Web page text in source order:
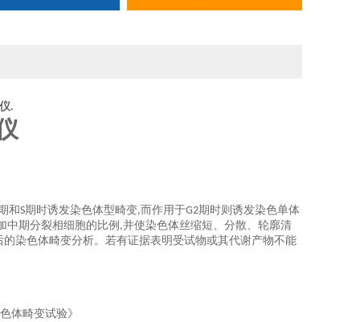
.
和S期时诱发染色体型畸变,而作用于G2期时则诱发染色单体
中期分裂相细胞的比例 ,并使染色体丝缩短、分散、轮廓清
染色体畸变分析。若有证据表明受试物或其代谢产物不能
体畸变试验》